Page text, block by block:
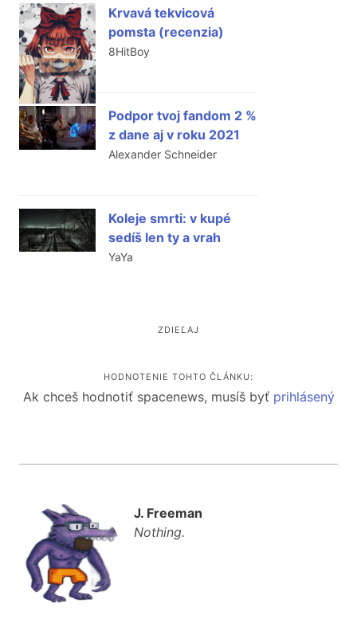
Krvavá tekvicová
pomsta (recenzia)
8HitBoy
Podpor tvoj fandom 2 %
z dane aj v roku 2021
Alexander Schneider
Koleje smrti: v kupé
sedíš len ty a vrah
YaYa
ZDIEĽAJ
HODNOTENIE TOHTO ČLÁNKU:
Ak chceš hodnotiť spacenews, musíš byť prihlásený
J. Freeman
Nothing.